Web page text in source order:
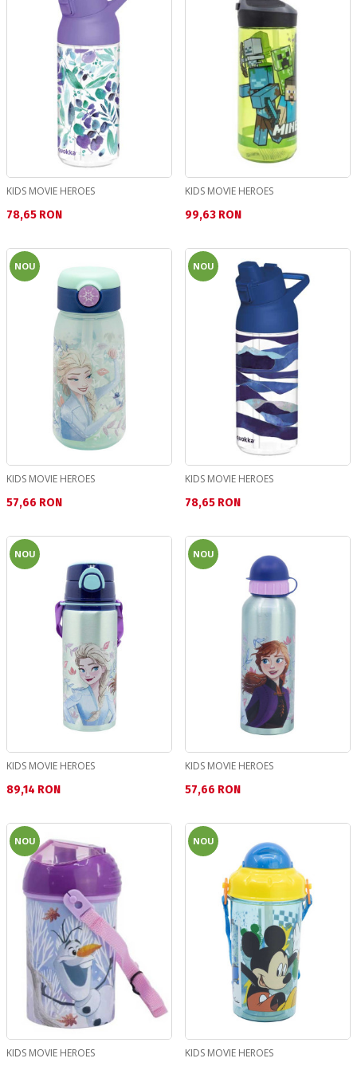
KIDS MOVIE HEROES
Текуща цена:
78,65 RON
KIDS MOVIE HEROES
Текуща цена:
99,63 RON
NOU
KIDS MOVIE HEROES
Текуща цена:
57,66 RON
NOU
KIDS MOVIE HEROES
Текуща цена:
78,65 RON
NOU
KIDS MOVIE HEROES
Текуща цена:
89,14 RON
NOU
KIDS MOVIE HEROES
Текуща цена:
57,66 RON
NOU
KIDS MOVIE HEROES
NOU
KIDS MOVIE HEROES